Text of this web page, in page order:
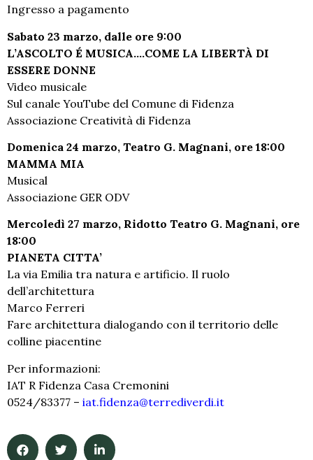
Ingresso a pagamento
Sabato 23 marzo, dalle ore 9:00
L’ASCOLTO É MUSICA….COME LA LIBERTÀ DI
ESSERE DONNE
Video musicale
Sul canale YouTube del Comune di Fidenza
Associazione Creatività di Fidenza
Domenica 24 marzo, Teatro G. Magnani, ore 18:00
MAMMA MIA
Musical
Associazione GER ODV
Mercoledì 27 marzo, Ridotto Teatro G. Magnani, ore
18:00
PIANETA CITTA’
La via Emilia tra natura e artificio. Il ruolo
dell’architettura
Marco Ferreri
Fare architettura dialogando con il territorio delle
colline piacentine
Per informazioni:
IAT R Fidenza Casa Cremonini
0524/83377 – iat.fidenza@terrediverdi.it